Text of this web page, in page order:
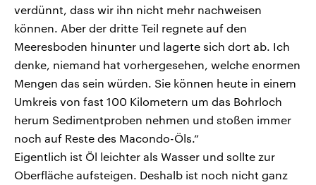
verdünnt, dass wir ihn nicht mehr nachweisen
können. Aber der dritte Teil regnete auf den
Meeresboden hinunter und lagerte sich dort ab. Ich
denke, niemand hat vorhergesehen, welche enormen
Mengen das sein würden. Sie können heute in einem
Umkreis von fast 100 Kilometern um das Bohrloch
herum Sedimentproben nehmen und stoßen immer
noch auf Reste des Macondo-Öls.“
Eigentlich ist Öl leichter als Wasser und sollte zur
Oberfläche aufsteigen. Deshalb ist noch nicht ganz